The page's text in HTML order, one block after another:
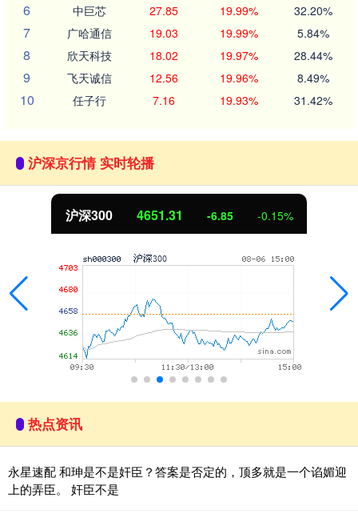
6 中巨芯 27.85 19.99% 32.20%
7 广哈通信 19.03 19.99% 5.84%
8 欣天科技 18.02 19.97% 28.44%
9 飞天诚信 12.56 19.96% 8.49%
10 任子行 7.16 19.93% 31.42%
沪深京行情 实时轮播
北证50 1122.88 3.42 0.30%
热点资讯
永星速配 和珅是不是奸臣？答案是否定的，顶多就是一个谄媚迎
上的弄臣。 奸臣不是